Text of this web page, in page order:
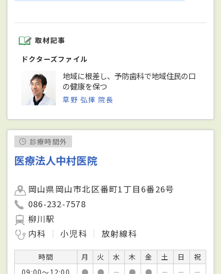
取材記事
ドクターズファイル
地域に根差し、予防歯科で地域住民の口
の健康を保つ
草野 弘揮 院長
診療時間外
医療法人中村医院
岡山県岡山市北区番町1丁目6番26号
086-232-7578
柳川駅
内科
小児科 放射線科
時間 月 火 水 木 金 土 日
祝
09:00～12:00
● ● － ● ● － －
－